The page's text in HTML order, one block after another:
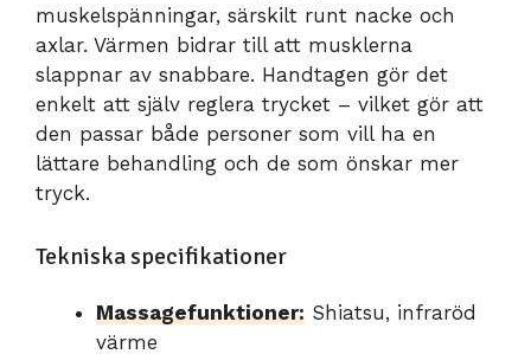
muskelspänningar, särskilt runt nacke och
axlar. Värmen bidrar till att musklerna
slappnar av snabbare. Handtagen gör det
enkelt att själv reglera trycket – vilket gör att
den passar både personer som vill ha en
lättare behandling och de som önskar mer
tryck.
Tekniska specifikationer
Massagefunktioner: Shiatsu, infraröd
värme